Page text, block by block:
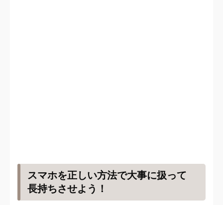
スマホを正しい方法で大事に扱って
長持ちさせよう！